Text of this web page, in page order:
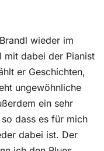
wieder im
mit dabei der Pianist
er Geschichten,
ungewöhnliche
ein sehr
dass es für mich
dabei ist. Der